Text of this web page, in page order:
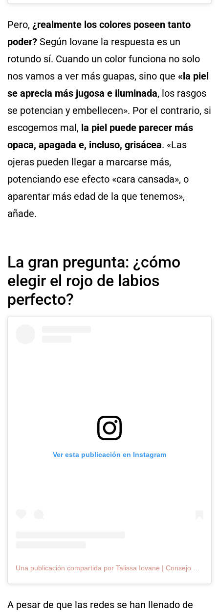
Pero, ¿realmente los colores poseen tanto
poder? Según Iovane la respuesta es un
rotundo sí. Cuando un color funciona no solo
nos vamos a ver más guapas, sino que «la piel
se aprecia más jugosa e iluminada, los rasgos
se potencian y embellecen». Por el contrario, si
escogemos mal, la piel puede parecer más
opaca, apagada e, incluso, grisácea. «Las
ojeras pueden llegar a marcarse más,
potenciando ese efecto «cara cansada», o
aparentar más edad de la que tenemos»,
añade.
La gran pregunta: ¿cómo
elegir el rojo de labios
perfecto?
Ver esta publicación en Instagram
A pesar de que las redes se han llenado de